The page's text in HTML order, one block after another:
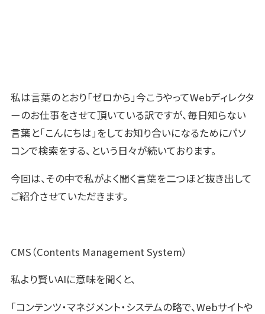
私は言葉のとおり「ゼロから」今こうやってWebディレクタ
ーのお仕事をさせて頂いている訳ですが、毎日知らない
言葉と「こんにちは」をしてお知り合いになるためにパソ
コンで検索をする、という日々が続いております。
今回は、その中で私がよく聞く言葉を二つほど抜き出して
ご紹介させていただきます。
CMS（Contents Management System）
私より賢いAIに意味を聞くと、
「コンテンツ・マネジメント・システムの略で、Webサイトや